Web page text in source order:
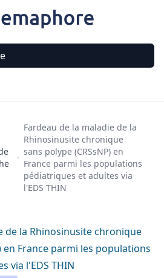
Fardeau de la maladie de la
Rhinosinusite chronique
sans polype (CRSsNP) en
France parmi les populations
pédiatriques et adultes via
l'EDS THIN
de la Rhinosinusite chronique
en France parmi les populations
via l'EDS THIN